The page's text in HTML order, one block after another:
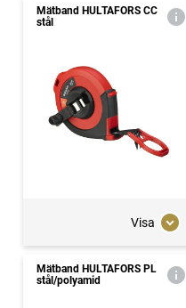
Mätband HULTAFORS CC
stål
Visa
Mätband HULTAFORS PL
stål/polyamid